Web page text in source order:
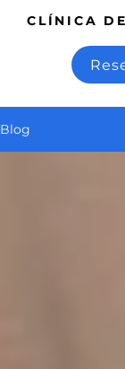
CLÍNICA
Blog